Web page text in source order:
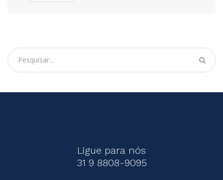
Ligue para nós
31 9 8808-9095